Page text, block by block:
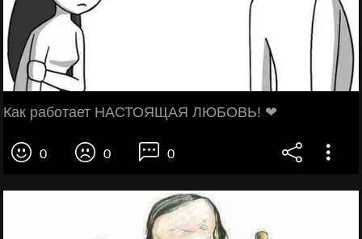
Как работает НАСТОЯЩАЯ ЛЮБОВЬ! ❤
0 0 0